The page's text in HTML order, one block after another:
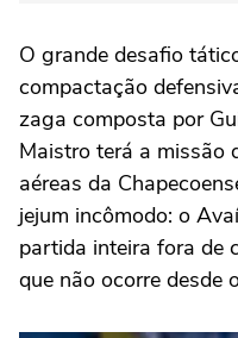
O grande desafio
compactação
zaga composta por
Maistro terá a missão
aéreas da
jejum incômodo: o
partida inteira fora de
que não ocorre desde